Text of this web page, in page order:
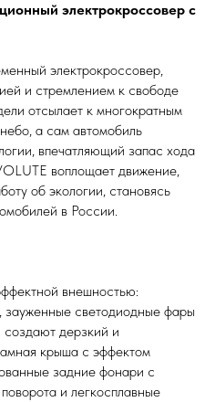
электрокроссовер с
электрокроссовер,
и стремлением к свободе
отсылает к многократным
а сам автомобиль
впечатляющий запас хода
воплощает движение,
об экологии, становясь
в России.
внешностью:
зауженные светодиодные фары
дерзкий и
крыша с эффектом
задние фонари с
и легкосплавные